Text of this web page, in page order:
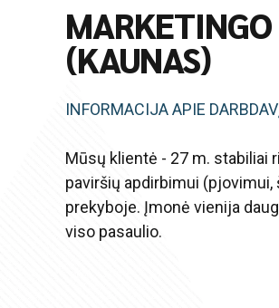
(KAUNAS)
INFORMACIJA APIE
Mūsų klientė - 27 m. stabiliai
paviršių apdirbimui
prekyboje. Įmonė vienija
viso pasaulio.